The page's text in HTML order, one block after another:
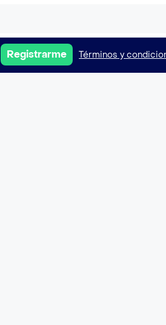
Registrarme Términos y